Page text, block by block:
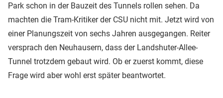
Park schon in der Bauzeit des Tunnels rollen sehen. Da
machten die Tram-Kritiker der CSU nicht mit. Jetzt wird von
einer Planungszeit von sechs Jahren ausgegangen. Reiter
versprach den Neuhausern, dass der Landshuter-Allee-
Tunnel trotzdem gebaut wird. Ob er zuerst kommt, diese
Frage wird aber wohl erst später beantwortet.